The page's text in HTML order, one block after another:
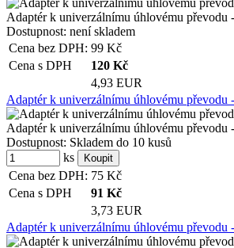
Adaptér k univerzálnímu úhlovému převodu
Dostupnost: není skladem
Cena bez DPH: 99 Kč
Cena s DPH
120 Kč
4,93 EUR
Adaptér k univerzálnímu úhlovému převodu
Adaptér k univerzálnímu úhlovému převodu
Dostupnost: Skladem do 10 kusů
ks
Cena bez DPH: 75 Kč
Cena s DPH
91 Kč
3,73 EUR
Adaptér k univerzálnímu úhlovému